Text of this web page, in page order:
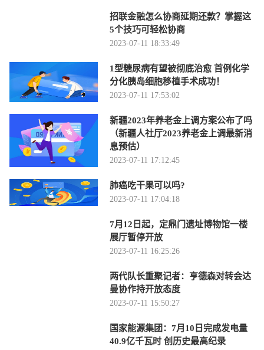
招联金融怎么协商延期还款？掌握这
5个技巧可轻松协商
2023-07-11 18:33:49
1型糖尿病有望被彻底治愈 首例化学
分化胰岛细胞移植手术成功！
2023-07-11 17:53:02
新疆2023年养老金上调方案公布了吗
（新疆人社厅2023养老金上调最新消
息预估）
2023-07-11 17:12:45
肺癌吃干果可以吗?
2023-07-11 17:04:18
7月12日起，定鼎门遗址博物馆一楼
展厅暂停开放
2023-07-11 16:25:26
两代队长重聚记者：亨德森对转会达
曼协作持开放态度
2023-07-11 15:50:27
国家能源集团：7月10日完成发电量
40.9亿千瓦时 创历史最高纪录